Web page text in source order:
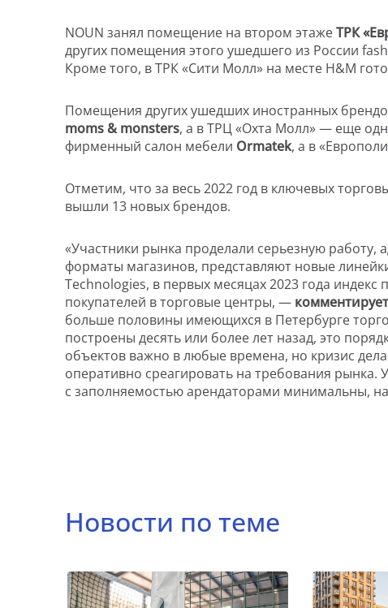
NOUN занял помещение на втором этажеТРК
других помещения этого ушедшего из России
Кроме того, в ТРК «Сити Молл» на месте H&M
Помещения других ушедших иностранных
moms & monsters, а в ТРЦ «Охта Молл» — еще
фирменный салон мебели Ormatek, а в
Отметим, что за весь 2022 год в ключевых
вышли 13 новых брендов.
«Участники рынка проделали серьезную работу,
форматы магазинов, представляют новые
Technologies, в первых месяцах 2023 года
покупателей в торговые центры, —
больше половины имеющихся в Петербурге
построены десять или более лет назад, это
объектов важно в любые времена, но кризис
оперативно среагировать на требования
с заполняемостью арендаторами минимальны,
Новости по теме